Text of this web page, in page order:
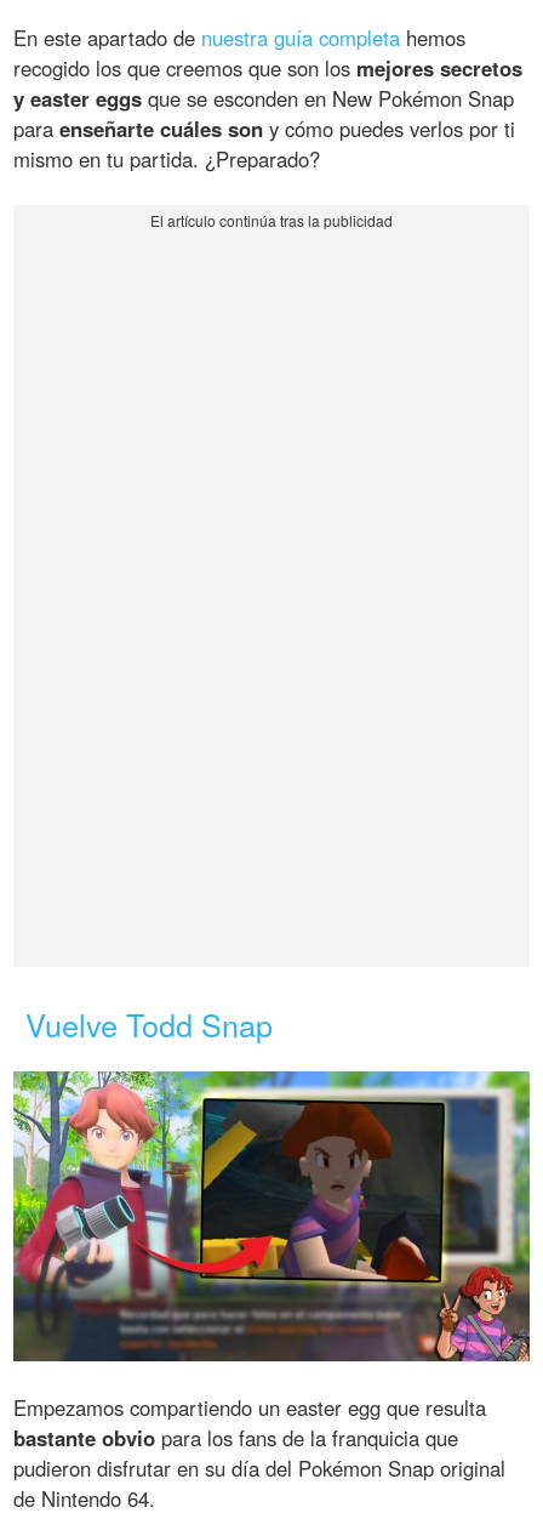
En este apartado de nuestra guía completa hemos
recogido los que creemos que son los mejores secretos
y easter eggs que se esconden en New Pokémon Snap
paraenseñarte cuáles son y cómo puedes verlos por ti
mismo en tu partida. ¿Preparado?
Vuelve Todd Snap
Empezamos compartiendo un easter egg que resulta
bastante obvio para los fans de la franquicia que
pudieron disfrutar en su día del Pokémon Snap original
de Nintendo 64.